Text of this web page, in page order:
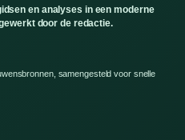
en analyses in een moderne
door de redactie.
samengesteld voor snelle